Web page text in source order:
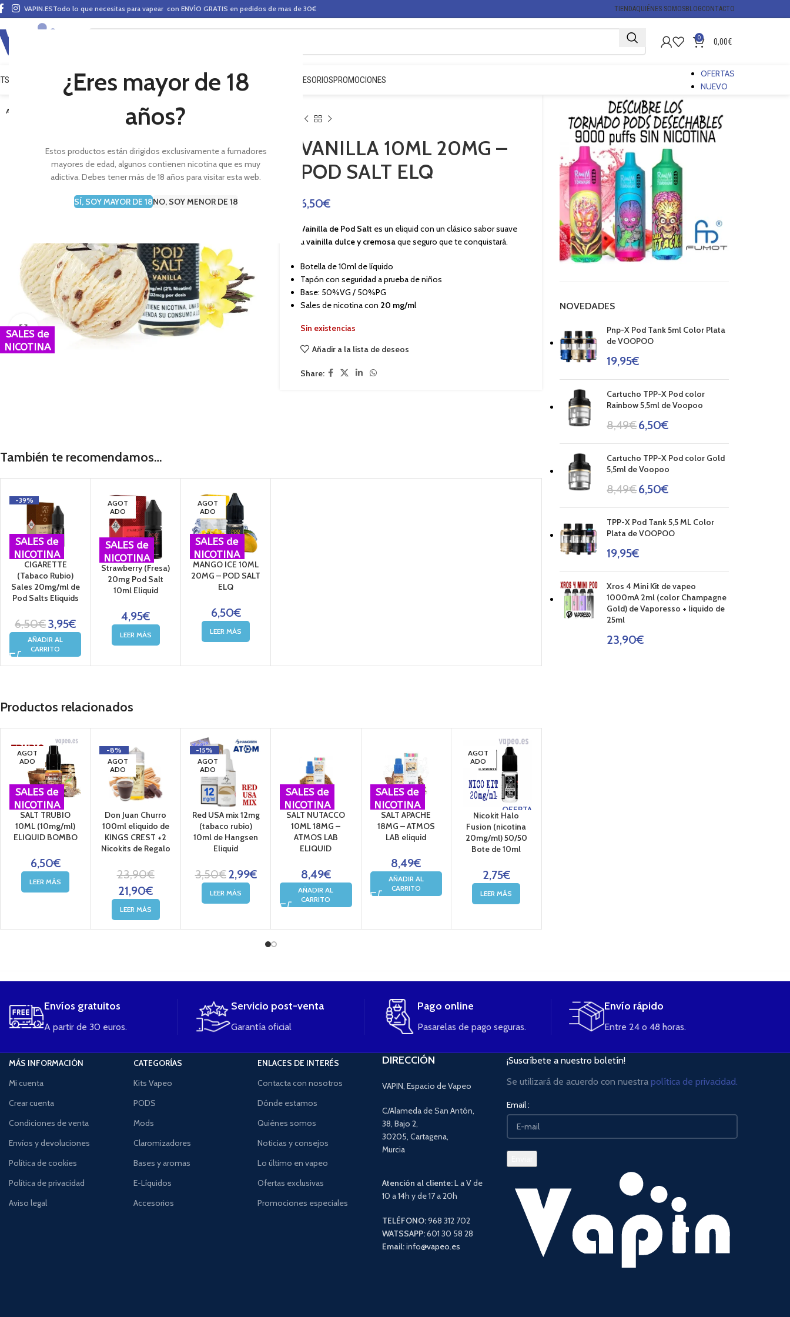
¿Eres mayor de 18
años?
Estos productos están dirigidos exclusivamente a fumadores
mayores de edad, algunos contienen nicotina que es muy
adictiva. Debes tener más de 18 años para visitar esta web.
SÍ, SOY MAYOR DE 18NO, SOY MENOR DE 18
VAPIN.ESTodo lo que necesitas para vapear con ENVÍO GRATIS en pedidos de mas de 30€ TIENDAQUIÉNES SOMOSBLOGCONTACTO
0 0,00€
VAPEO MODS CLAROMIZADORES BASES Y AROMAS (ALQUIMIA) ACCESORIOSPROMOCIONES
OFERTAS
NUEVO
AGOTADO
Haga Click para agrandar
SALES de
NICOTINA
VANILLA 10ML 20MG –
POD SALT ELQ
6,50€
Vainilla de Pod Salt es un eliquid con un clásico sabor suave
avainilla dulce y cremosaque seguro que te conquistará.
Botella de 10ml de líquido
Tapón con seguridad a prueba de niños
Base: 50%VG / 50%PG
Sales de nicotina con 20 mg/ml
Sin existencias
Añadir a la lista de deseos
Share:
También te recomendamos…
-39%
SALES de
NICOTINA
CIGARETTE
(Tabaco Rubio)
Sales 20mg/ml de
Pod Salts Eliquids
6,50€3,95€
AÑADIR AL
CARRITO
AGOT
ADO
SALES de
NICOTINA
Strawberry (Fresa)
20mg Pod Salt
10ml Eliquid
4,95€
LEER MÁS
AGOT
ADO
SALES de
NICOTINA
MANGO ICE 10ML
20MG – POD SALT
ELQ
6,50€
LEER MÁS
Productos relacionados
AGOT
ADO
SALES de
NICOTINA
SALT TRUBIO
10ML (10mg/ml)
ELIQUID BOMBO
6,50€
LEER MÁS
-8%
AGOT
ADO
Don Juan Churro
100ml eliquido de
KINGS CREST +2
Nicokits de Regalo
23,90€
21,90€
LEER MÁS
-15%
AGOT
ADO
Red USA mix 12mg
(tabaco rubio)
10ml de Hangsen
Eliquid
3,50€2,99€
LEER MÁS
SALES de
NICOTINA
SALT NUTACCO
10ML 18MG –
ATMOS LAB
ELIQUID
8,49€
AÑADIR AL
CARRITO
SALES de
NICOTINA
SALT APACHE
18MG – ATMOS
LAB eliquid
8,49€
AÑADIR AL
CARRITO
AGOT
ADO
OFERTA
Nicokit Halo
Fusion (nicotina
20mg/ml) 50/50
Bote de 10ml
2,75€
LEER MÁS
NOVEDADES
Pnp-X Pod Tank 5ml Color Plata
de VOOPOO
19,95€
Cartucho TPP-X Pod color
Rainbow 5,5ml de Voopoo
8,49€6,50€
Cartucho TPP-X Pod color Gold
5,5ml de Voopoo
8,49€6,50€
TPP-X Pod Tank 5,5 ML Color
Plata de VOOPOO
19,95€
Xros 4 Mini Kit de vapeo
1000mA 2ml (color Champagne
Gold) de Vaporesso + liquido de
25ml
23,90€
Envíos gratuitos
A partir de 30 euros.
Servicio post-venta
Garantía oficial
Pago online
Pasarelas de pago seguras.
Envío rápido
Entre 24 o 48 horas.
MÁS INFORMACIÓN
Mi cuenta
Crear cuenta
Condiciones de venta
Envíos y devoluciones
Política de cookies
Política de privacidad
Aviso legal
CATEGORÍAS
Kits Vapeo
PODS
Mods
Claromizadores
Bases y aromas
E-Líquidos
Accesorios
ENLACES DE INTERÉS
Contacta con nosotros
Dónde estamos
Quiénes somos
Noticias y consejos
Lo último en vapeo
Ofertas exclusivas
Promociones especiales
DIRECCIÓN
VAPIN, Espacio de Vapeo
C/Alameda de San Antón,
38, Bajo 2,
30205, Cartagena,
Murcia
Atención al cliente:L a V de
10 a 14h y de 17 a 20h
TELÉFONO:968 312 702
WATSSAPP:601 30 58 28
Email:info@vapeo.es
¡Suscríbete a nuestro boletín!
Se utilizará de acuerdo con nuestra política de privacidad.
Email :